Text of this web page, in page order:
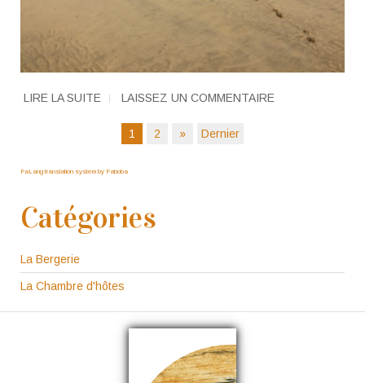
LIRE LA SUITE LAISSEZ UN COMMENTAIRE
1 2 » Dernier
FaLang translation system by Faboba
Catégories
La Bergerie
La Chambre d'hôtes